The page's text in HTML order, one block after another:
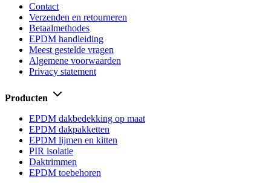
Contact
Verzenden en retourneren
Betaalmethodes
EPDM handleiding
Meest gestelde vragen
Algemene voorwaarden
Privacy statement
Producten
EPDM dakbedekking op maat
EPDM dakpakketten
EPDM lijmen en kitten
PIR isolatie
Daktrimmen
EPDM toebehoren